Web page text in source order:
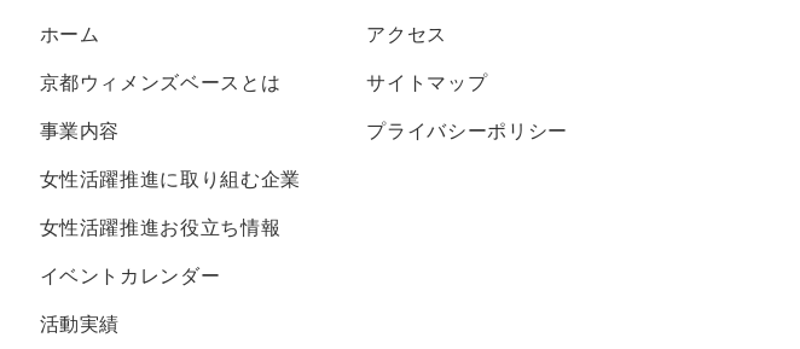
ホーム
京都ウィメンズベースとは
事業内容
女性活躍推進に取り組む企業
女性活躍推進お役立ち情報
イベントカレンダー
活動実績
アクセス
サイトマップ
プライバシーポリシー